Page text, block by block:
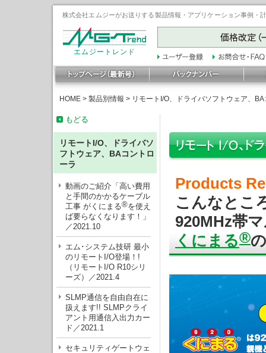
株式会社エムジーがお送りする製品情報・アプリケーション事例
エムジートレンド
HOME > 製品別情報 > リモートI/O、ドライバソフトウェア、
もどる
リモートI/O、ドライバソ
フトウェア、BAコントロ
ーラ
動画のご紹介「高い費用
と手間のかかるケーブル
工事 がくにまる®を使え
ば要らなくなります！」
／2021.10
エム･システム技研 最小
のリモートI/O登場！!
（リモートI/O R10シリ
ーズ）／2021.4
SLMP通信を自由自在に
扱えます!! SLMPクライ
アント用通信入出力カー
ド／2021.1
セキュリティゲートウェ
Products
こんなとこ
920MHz帯
くにまる®